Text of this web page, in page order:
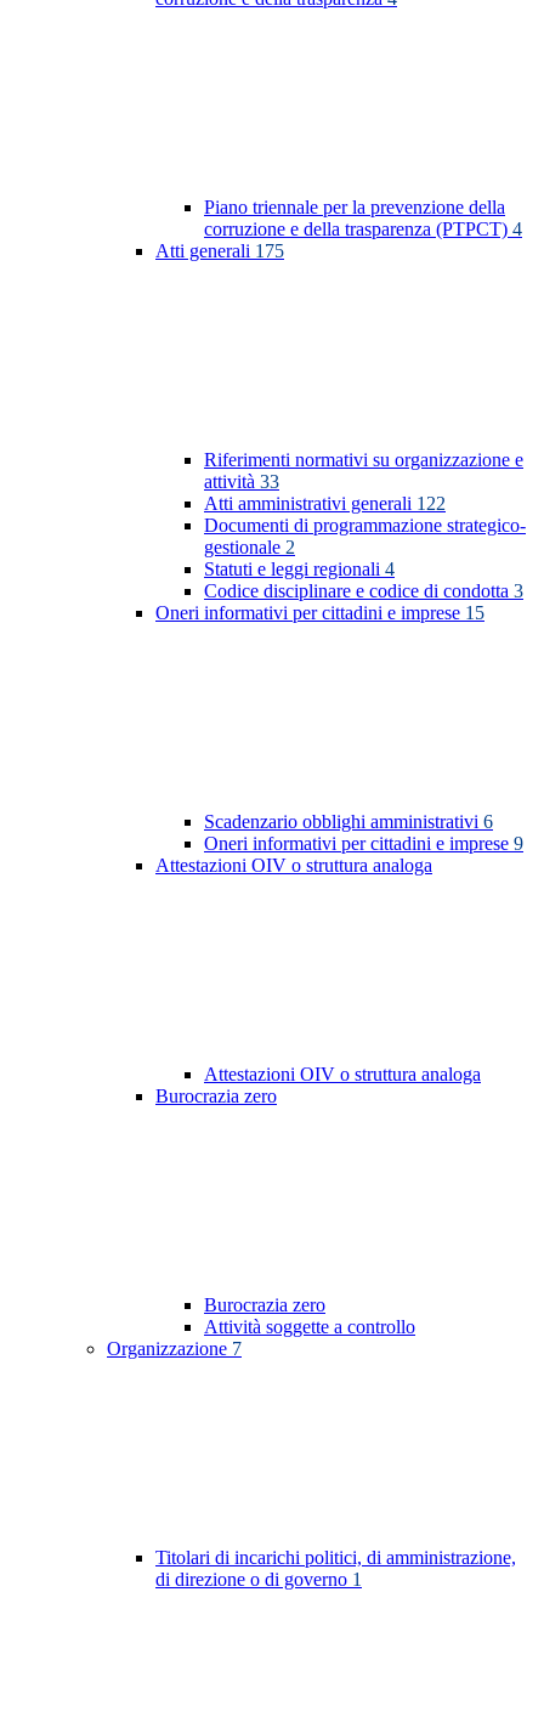
Piano triennale per la prevenzione della
corruzione e della trasparenza (PTPCT) 4
Atti generali 175
Riferimenti normativi su organizzazione e
attività 33
Atti amministrativi generali 122
Documenti di programmazione strategico-
gestionale 2
Statuti e leggi regionali 4
Codice disciplinare e codice di condotta 3
Oneri informativi per cittadini e imprese 15
Scadenzario obblighi amministrativi 6
Oneri informativi per cittadini e imprese 9
Attestazioni OIV o struttura analoga
Attestazioni OIV o struttura analoga
Burocrazia zero
Burocrazia zero
Attività soggette a controllo
Organizzazione 7
Titolari di incarichi politici, di amministrazione,
di direzione o di governo 1